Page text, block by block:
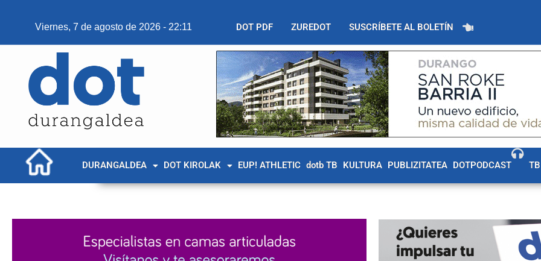
Viernes, 7 de agosto de 2026 - 22:11 DOT PDF ZUREDOT SUSCRÍBETE AL BOLETÍN
DURANGALDEA DOT KIROLAK EUP! ATHLETIC dotb TB KULTURA PUBLIZITATEA DOTPODCAST